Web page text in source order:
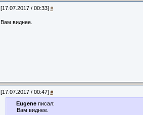
[17.07.2017 / 00:33] #
Вам виднее.
[17.07.2017 / 00:47] #
Eugeneписал:
Вам виднее.